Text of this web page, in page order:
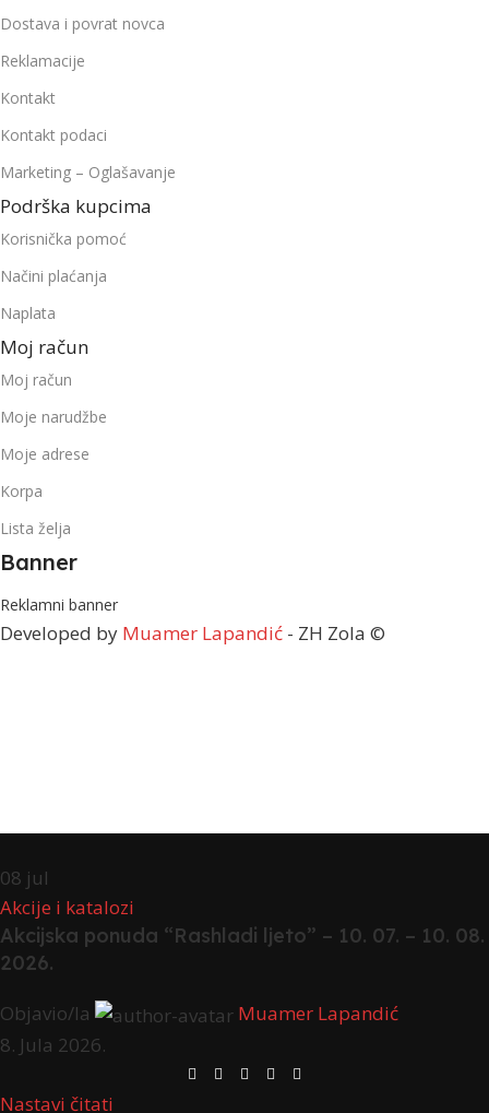
Dostava i povrat novca
Reklamacije
Kontakt
Kontakt podaci
Marketing – Oglašavanje
Podrška kupcima
Korisnička pomoć
Načini plaćanja
Naplata
Moj račun
Moj račun
Moje narudžbe
Moje adrese
Korpa
Lista želja
Banner
Reklamni banner
Developed by Muamer Lapandić - ZH Zola ©
08 jul
Akcije i katalozi
Akcijska ponuda “Rashladi ljeto” – 10. 07. – 10. 08.
2026.
Objavio/la
Muamer Lapandić
8. Jula 2026.
Nastavi čitati